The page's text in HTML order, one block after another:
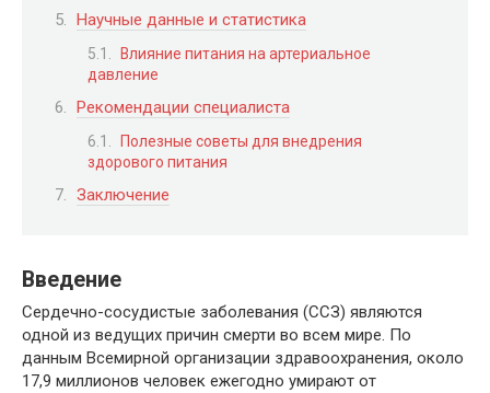
Научные данные и статистика
Влияние питания на артериальное
давление
Рекомендации специалиста
Полезные советы для внедрения
здорового питания
Заключение
Введение
Сердечно-сосудистые заболевания (ССЗ) являются
одной из ведущих причин смерти во всем мире. По
данным Всемирной организации здравоохранения, около
17,9 миллионов человек ежегодно умирают от